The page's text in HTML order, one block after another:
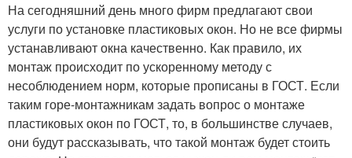
На сегодняшний день много фирм предлагают свои
услуги по установке пластиковых окон. Но не все фирмы
устанавливают окна качественно. Как правило, их
монтаж происходит по ускоренному методу с
несоблюдением норм, которые прописаны в ГОСТ. Если
таким горе-монтажникам задать вопрос о монтаже
пластиковых окон по ГОСТ, то, в большинстве случаев,
они будут рассказывать, что такой монтаж будет стоить